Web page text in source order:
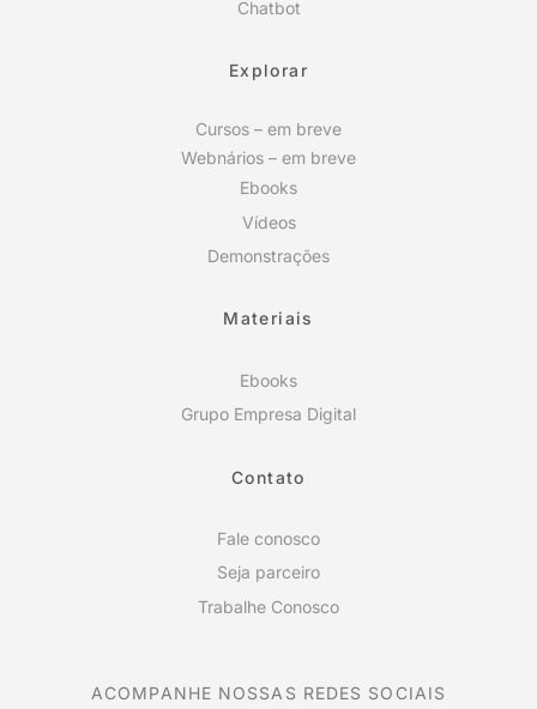
Chatbot
Explorar
Cursos – em breve
Webnários – em breve
Ebooks
Vídeos
Demonstrações
Materiais
Ebooks
Grupo Empresa Digital
Contato
Fale conosco
Seja parceiro
Trabalhe Conosco
ACOMPANHE NOSSAS REDES SOCIAIS